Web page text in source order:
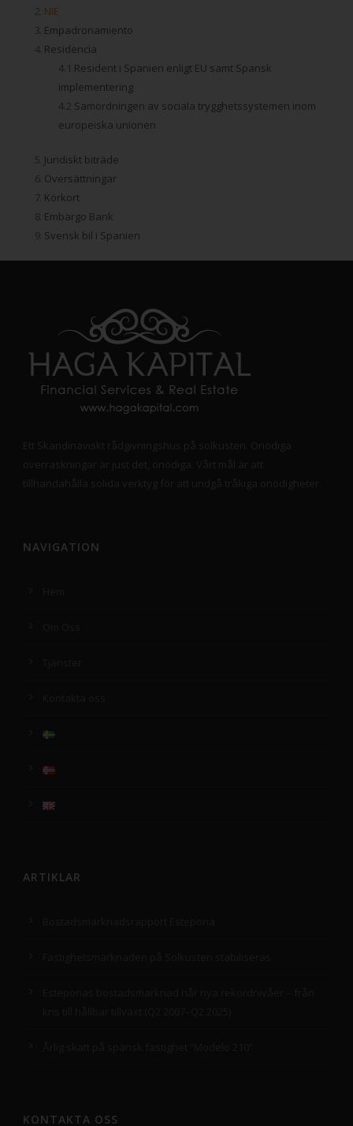
NIE
Empadronamiento
. Residencia
Resident i Spanien enligt EU samt Spansk
implementering
Samordningen av sociala trygghetssystemen inom
europeiska unionen
Juridiskt biträde
. Översättningar
. Körkort
. Embargo Bank
. Svensk bil i Spanien
NAVIGATION
ARTIKLAR
KONTAKTA OSS